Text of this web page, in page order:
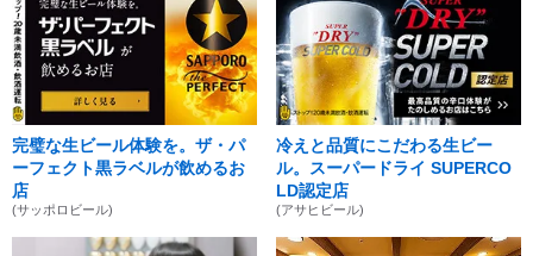
完璧な生ビール体験を。ザ・パ
ーフェクト黒ラベルが飲めるお
店
(サッポロビール)
冷えと品質にこだわる生ビー
ル。スーパードライ SUPERCO
LD認定店
(アサヒビール)